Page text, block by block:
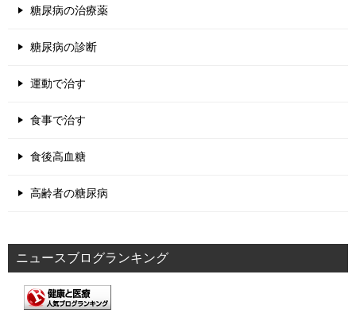
糖尿病の治療薬
糖尿病の診断
運動で治す
食事で治す
食後高血糖
高齢者の糖尿病
ニュースブログランキング